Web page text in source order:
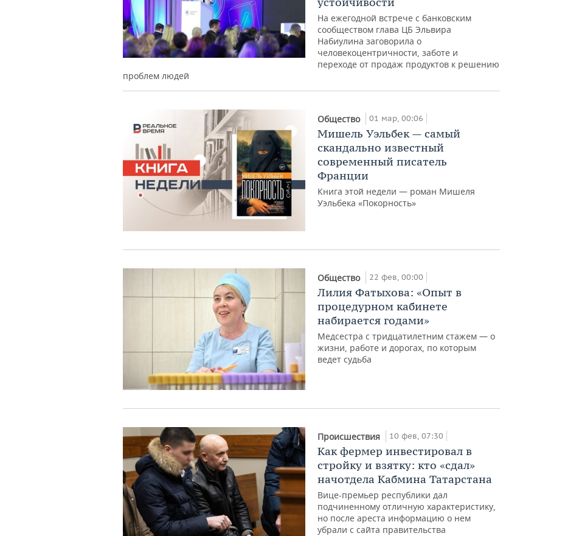
На ежегодной встрече с банковским
сообществом глава ЦБ Эльвира
Набиулина заговорила о
человекоцентричности, заботе и
переходе от продаж продуктов к решению
проблем людей
Общество 01 мар, 00:06
Мишель Уэльбек — самый
скандально известный
современный писатель
Франции
Книга этой недели — роман Мишеля
Уэльбека «Покорность»
Общество 22 фев, 00:00
Лилия Фатыхова: «Опыт в
процедурном кабинете
набирается годами»
Медсестра с тридцатилетним стажем — о
жизни, работе и дорогах, по которым
ведет судьба
Происшествия 10 фев, 07:30
Как фермер инвестировал в
стройку и взятку: кто «сдал»
начотдела Кабмина Татарстана
Вице-премьер республики дал
подчиненному отличную характеристику,
но после ареста информацию о нем
убрали с сайта правительства